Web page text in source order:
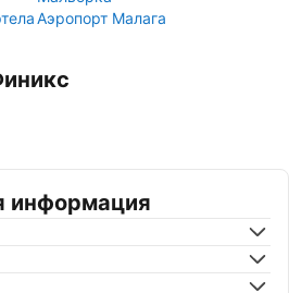
Аэропорт Малага
информация